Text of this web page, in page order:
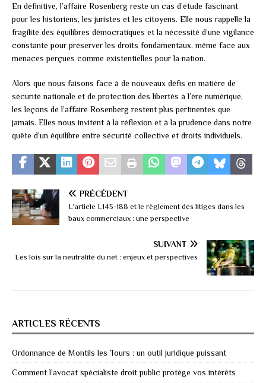
En définitive, l’affaire Rosenberg reste un cas d’étude fascinant
pour les historiens, les juristes et les citoyens. Elle nous rappelle la
fragilité des équilibres démocratiques et la nécessité d’une vigilance
constante pour préserver les droits fondamentaux, même face aux
menaces perçues comme existentielles pour la nation.
Alors que nous faisons face à de nouveaux défis en matière de
sécurité nationale et de protection des libertés à l’ère numérique,
les leçons de l’affaire Rosenberg restent plus pertinentes que
jamais. Elles nous invitent à la réflexion et à la prudence dans notre
quête d’un équilibre entre sécurité collective et droits individuels.
PRÉCÉDENT
L’article L145-188 et le règlement des litiges dans les
baux commerciaux : une perspective
SUIVANT
Les lois sur la neutralité du net : enjeux et perspectives
ARTICLES RÉCENTS
Ordonnance de Montils les Tours : un outil juridique puissant
Comment l’avocat spécialiste droit public protège vos intérêts